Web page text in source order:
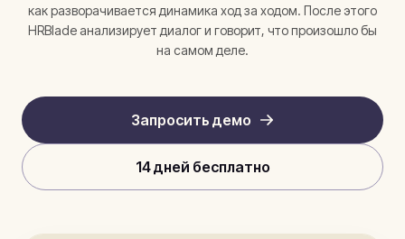
как разворачивается динамика ход за ходом. После этого
HRBlade анализирует диалог и говорит, что произошло бы
на самом деле.
Запросить демо
14 дней бесплатно